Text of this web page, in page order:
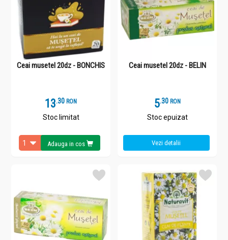
Ceai musetel 20dz - BONCHIS
13.3 RON
Stoc limitat
Adauga in cos
Ceai musetel 20dz - BELIN
5.3 RON
Stoc epuizat
Vezi detalii